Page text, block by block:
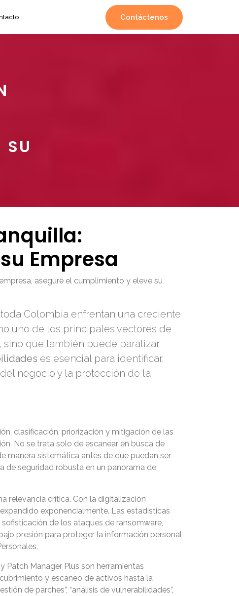
Contáctenos
SU
Empresa
asegure el cumplimiento y eleve su
Colombia enfrentan una creciente
uno de los principales vectores de
sino que también puede paralizar
es esencial para identificar,
negocio y la protección de la
clasificación, priorización y mitigación de las
No se trata solo de escanear en busca de
manera sistemática antes de que puedan ser
de seguridad robusta en un panorama de
relevancia crítica. Con la digitalización
exponencialmente. Las estadísticas
de los ataques de ransomware,
presión para proteger la información personal
Patch Manager Plus son herramientas
y escaneo de activos hasta la
de parches”, “análisis de vulnerabilidades”,